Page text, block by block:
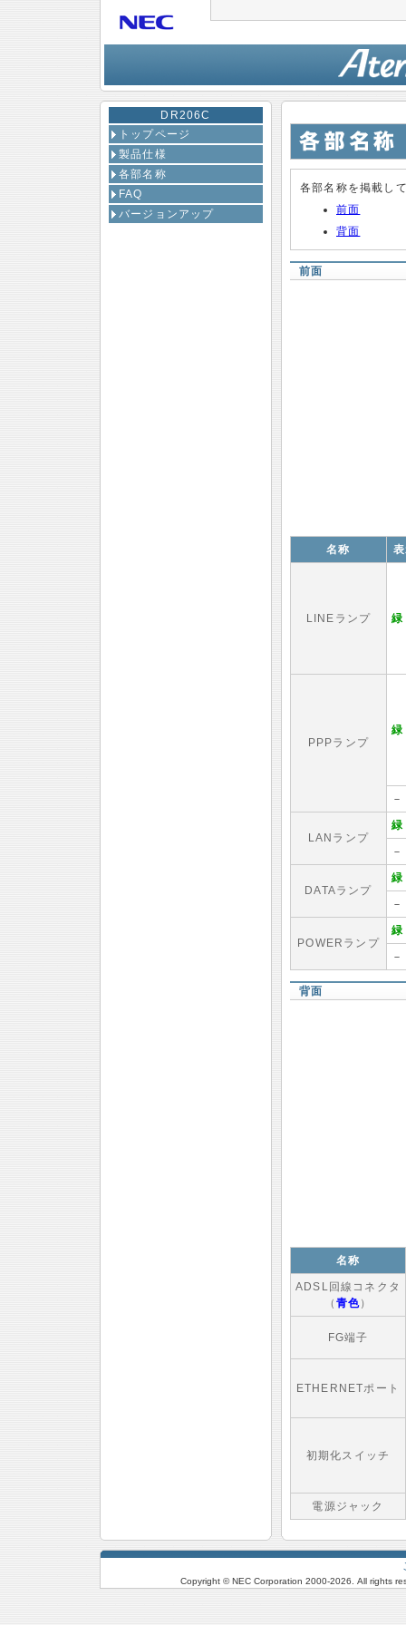
各部名称を掲載し
前面
背面
前面
名称
LINEランプ 緑
PPPランプ
緑
－
LANランプ
緑
－
DATAランプ
緑
－
POWERランプ
緑
－
背面
名称
ADSL回線コネクタ
（ 青色）
FG端子
ETHERNETポート
初期化スイッチ
電源ジャック
DR206C
トップページ
製品仕様
各部名称
FAQ
バージョンアップ
Copyright © NEC Corporation 2000-2026. All rights